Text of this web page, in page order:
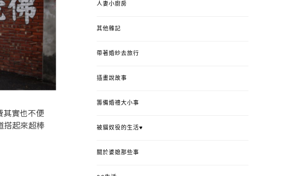
其實也不便
搭起來超棒
人妻小廚房
其他雜記
帶著婚紗去旅行
插畫說故事
籌備婚禮大小事
被貓奴役的生活♥
關於婆媳那些事